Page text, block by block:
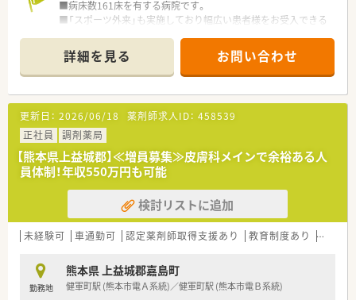
■病床数161床を有する病院です。
■「スポーツ外来」も実施しており幅広い患者様をお受入できる
■保育園、居宅介護支援センターなど多岐に渡る事業を運営して
いる病院です。
詳細を見る お問い合わせ
更新日： 2026/06/18 薬剤師求人ID： 458539
正社員
調剤薬局
【熊本県上益城郡】≪増員募集≫皮膚科メインで余裕ある人
員体制！年収550万円も可能
検討リストに追加
未経験可 車通勤可 認定薬剤師取得支援あり 教育制度あり 大手チ
勤務地
熊本県 上益城郡嘉島町
健軍町駅 (熊本市電Ａ系統)／健軍町駅 (熊本市電Ｂ系統)